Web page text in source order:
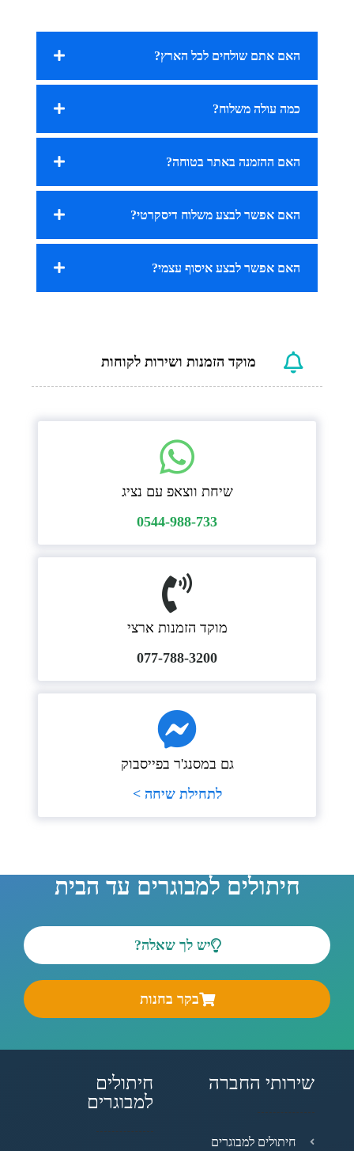
האם אתם שולחים לכל הארץ?
כמה עולה משלוח?
האם ההזמנה באתר בטוחה?
האם אפשר לבצע משלוח דיסקרטי?
האם אפשר לבצע איסוף עצמי?
מוקד הזמנות ושירות לקוחות
שיחת ווצאפ עם נציג
0544-988-733
מוקד הזמנות ארצי
077-788-3200
גם במסנג'ר בפייסבוק
לתחילת שיחה >
חיתולים למבוגרים עד הבית
יש לך שאלה?
בקר בחנות
שירותי החברה
חיתולים למבוגרים
חיתולים
למבוגרים